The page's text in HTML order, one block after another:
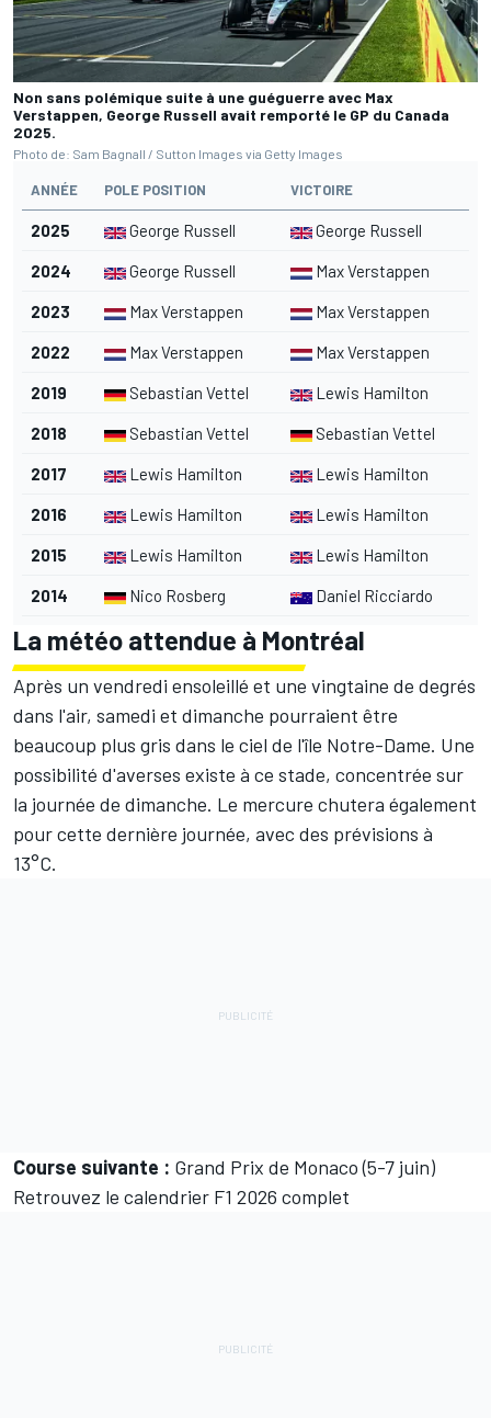
Non sans polémique suite à une guéguerre avec Max
Verstappen, George Russell avait remporté le GP du Canada
2025.
Photo de: Sam Bagnall / Sutton Images via Getty Images
ANNÉE POLE POSITION VICTOIRE
2025 George Russell George Russell
2024 George Russell Max Verstappen
2023 Max Verstappen Max Verstappen
2022 Max Verstappen Max Verstappen
2019 Sebastian Vettel Lewis Hamilton
2018 Sebastian Vettel Sebastian Vettel
2017 Lewis Hamilton Lewis Hamilton
2016 Lewis Hamilton Lewis Hamilton
2015 Lewis Hamilton Lewis Hamilton
2014 Nico Rosberg Daniel Ricciardo
La météo attendue à Montréal
Après un vendredi ensoleillé et une vingtaine de degrés
dans l'air, samedi et dimanche pourraient être
beaucoup plus gris dans le ciel de l'île Notre-Dame. Une
possibilité d'averses existe à ce stade, concentrée sur
la journée de dimanche. Le mercure chutera également
pour cette dernière journée, avec des prévisions à
13°C.
Course suivante : Grand Prix de Monaco (5-7 juin)
Retrouvez le calendrier F1 2026 complet